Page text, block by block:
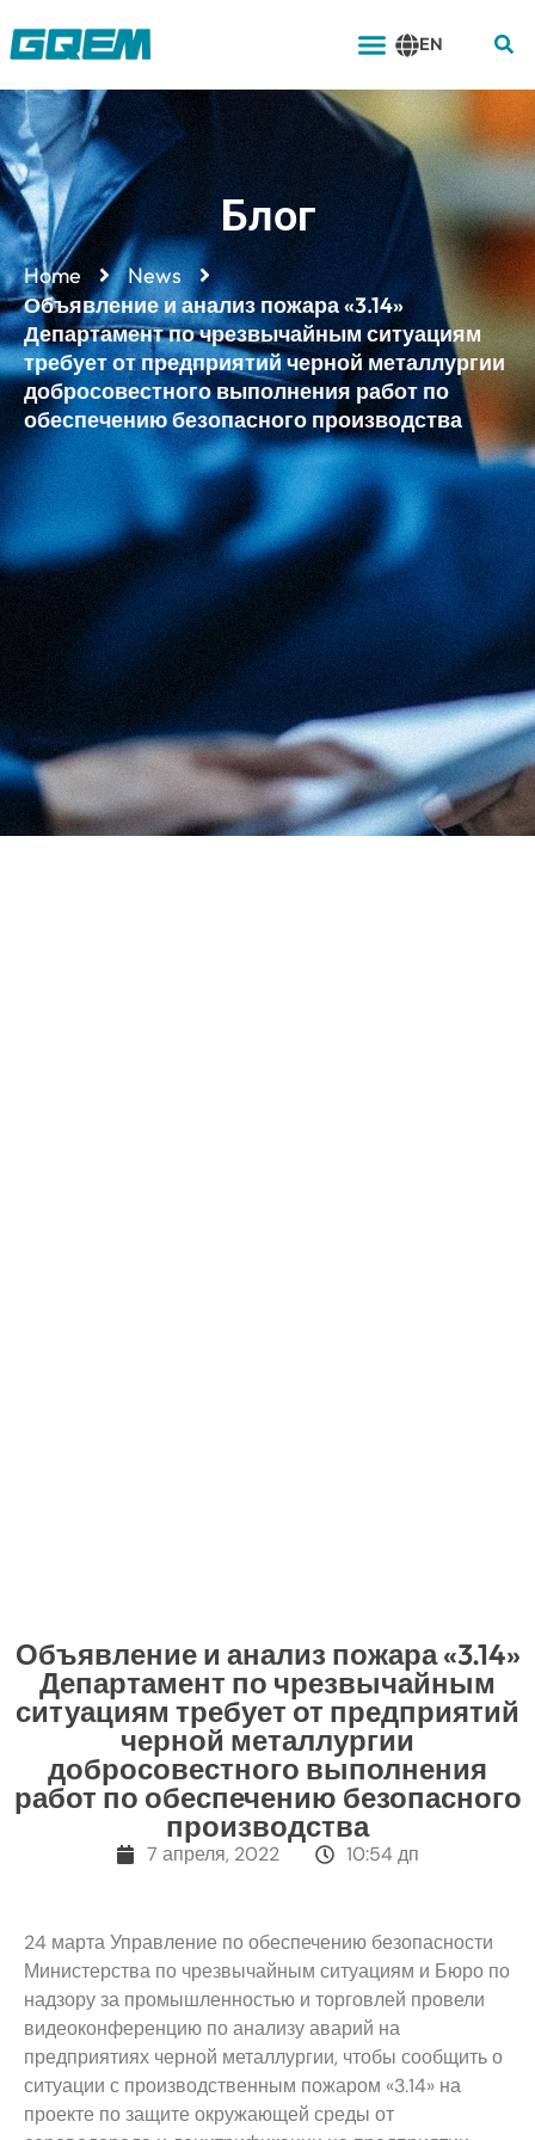
Меню
EN
Блог
Home
News
Объявление и анализ пожара «3.14»
Департамент по чрезвычайным ситуациям
требует от предприятий черной металлургии
добросовестного выполнения работ по
обеспечению безопасного производства
Объявление и анализ пожара «3.14»
Департамент по чрезвычайным
ситуациям требует от предприятий
черной металлургии
добросовестного выполнения
работ по обеспечению безопасного
производства
7 апреля, 2022 10:54 дп
24 марта Управление по обеспечению безопасности
Министерства по чрезвычайным ситуациям и Бюро по
надзору за промышленностью и торговлей провели
видеоконференцию по анализу аварий на
предприятиях черной металлургии, чтобы сообщить о
ситуации с производственным пожаром «3.14» на
проекте по защите окружающей среды от